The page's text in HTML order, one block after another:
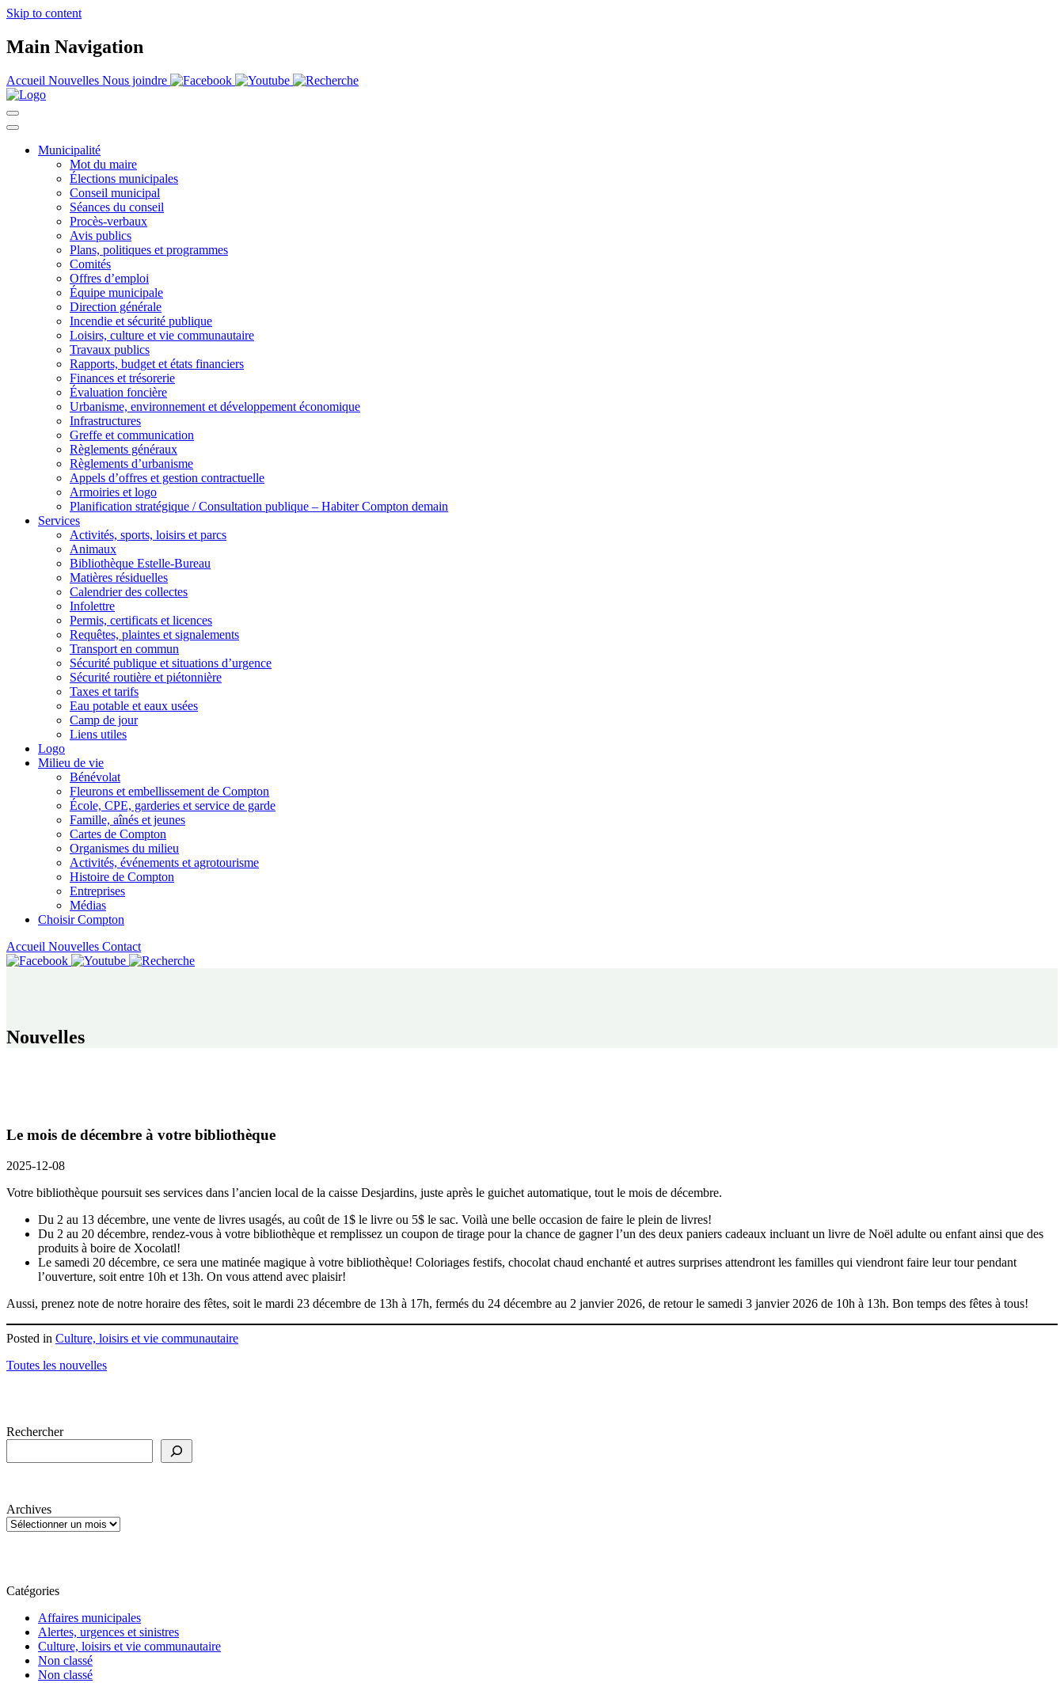
Skip to content
Main Navigation
Accueil Nouvelles Nous joindre
Municipalité
Mot du maire
Élections municipales
Conseil municipal
Séances du conseil
Procès-verbaux
Avis publics
Plans, politiques et programmes
Comités
Offres d’emploi
Équipe municipale
Direction générale
Incendie et sécurité publique
Loisirs, culture et vie communautaire
Travaux publics
Rapports, budget et états financiers
Finances et trésorerie
Évaluation foncière
Urbanisme, environnement et développement économique
Infrastructures
Greffe et communication
Règlements généraux
Règlements d’urbanisme
Appels d’offres et gestion contractuelle
Armoiries et logo
Planification stratégique / Consultation publique – Habiter Compton demain
Services
Activités, sports, loisirs et parcs
Animaux
Bibliothèque Estelle-Bureau
Matières résiduelles
Calendrier des collectes
Infolettre
Permis, certificats et licences
Requêtes, plaintes et signalements
Transport en commun
Sécurité publique et situations d’urgence
Sécurité routière et piétonnière
Taxes et tarifs
Eau potable et eaux usées
Camp de jour
Liens utiles
Logo
Milieu de vie
Bénévolat
Fleurons et embellissement de Compton
École, CPE, garderies et service de garde
Famille, aînés et jeunes
Cartes de Compton
Organismes du milieu
Activités, événements et agrotourisme
Histoire de Compton
Entreprises
Médias
Choisir Compton
Accueil Nouvelles Contact
Nouvelles
Le mois de décembre à votre bibliothèque
2025-12-08
Votre bibliothèque poursuit ses services dans l’ancien local de la caisse Desjardins, juste après le guichet automatique, tout le mois de décembre.
Du 2 au 13 décembre, une vente de livres usagés, au coût de 1$ le livre ou 5$ le sac. Voilà une belle occasion de faire le plein de livres!
Du 2 au 20 décembre, rendez-vous à votre bibliothèque et remplissez un coupon de tirage pour la chance de gagner l’un des deux paniers cadeaux incluant un livre de Noël adulte ou enfant ainsi que des
produits à boire de Xocolatl!
Le samedi 20 décembre, ce sera une matinée magique à votre bibliothèque! Coloriages festifs, chocolat chaud enchanté et autres surprises attendront les familles qui viendront faire leur tour pendant
l’ouverture, soit entre 10h et 13h. On vous attend avec plaisir!
Aussi, prenez note de notre horaire des fêtes, soit le mardi 23 décembre de 13h à 17h, fermés du 24 décembre au 2 janvier 2026, de retour le samedi 3 janvier 2026 de 10h à 13h. Bon temps des fêtes à tous!
Posted in Culture, loisirs et vie communautaire
Toutes les nouvelles
Rechercher
Archives
Catégories
Affaires municipales
Alertes, urgences et sinistres
Culture, loisirs et vie communautaire
Non classé
Non classé